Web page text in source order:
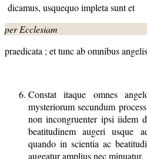
dicamus, usquequo impleta sunt et
per Ecclesiam
praedicata ; et tunc ab omnibus
Constat itaque omnes
mysteriorum secundum
non incongruenter ipsi iidem
beatitudinem augeri usque
quando in scientia ac
augeatur amplius nec minuatur.